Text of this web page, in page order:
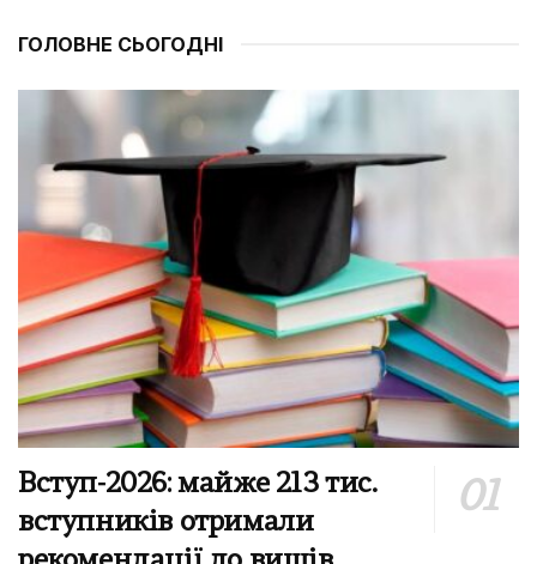
ГОЛОВНЕ СЬОГОДНІ
Вступ-2026: майже 213 тис.
вступників отримали